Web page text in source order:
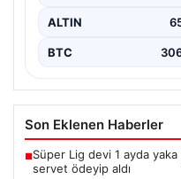
ALTIN
BTC
Son Eklenen Haberler
■Süper Lig devi 1 ayda
servet ödeyip aldı